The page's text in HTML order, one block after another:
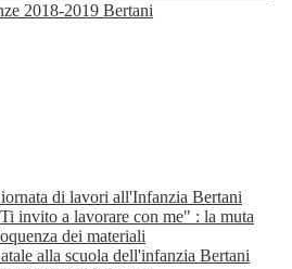
2018-2019 Bertani
di lavori all'Infanzia Bertani
invito a lavorare con me" : la muta
dei materiali
alla scuola dell'infanzia Bertani